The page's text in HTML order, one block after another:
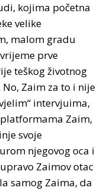
kojima početna
velike
malom gradu
prve
teškog životnog
Zaim za to i nije
intervjuima,
Zaim,
svoje
njegovog oca i
Zaimov otac
samog Zaima, da